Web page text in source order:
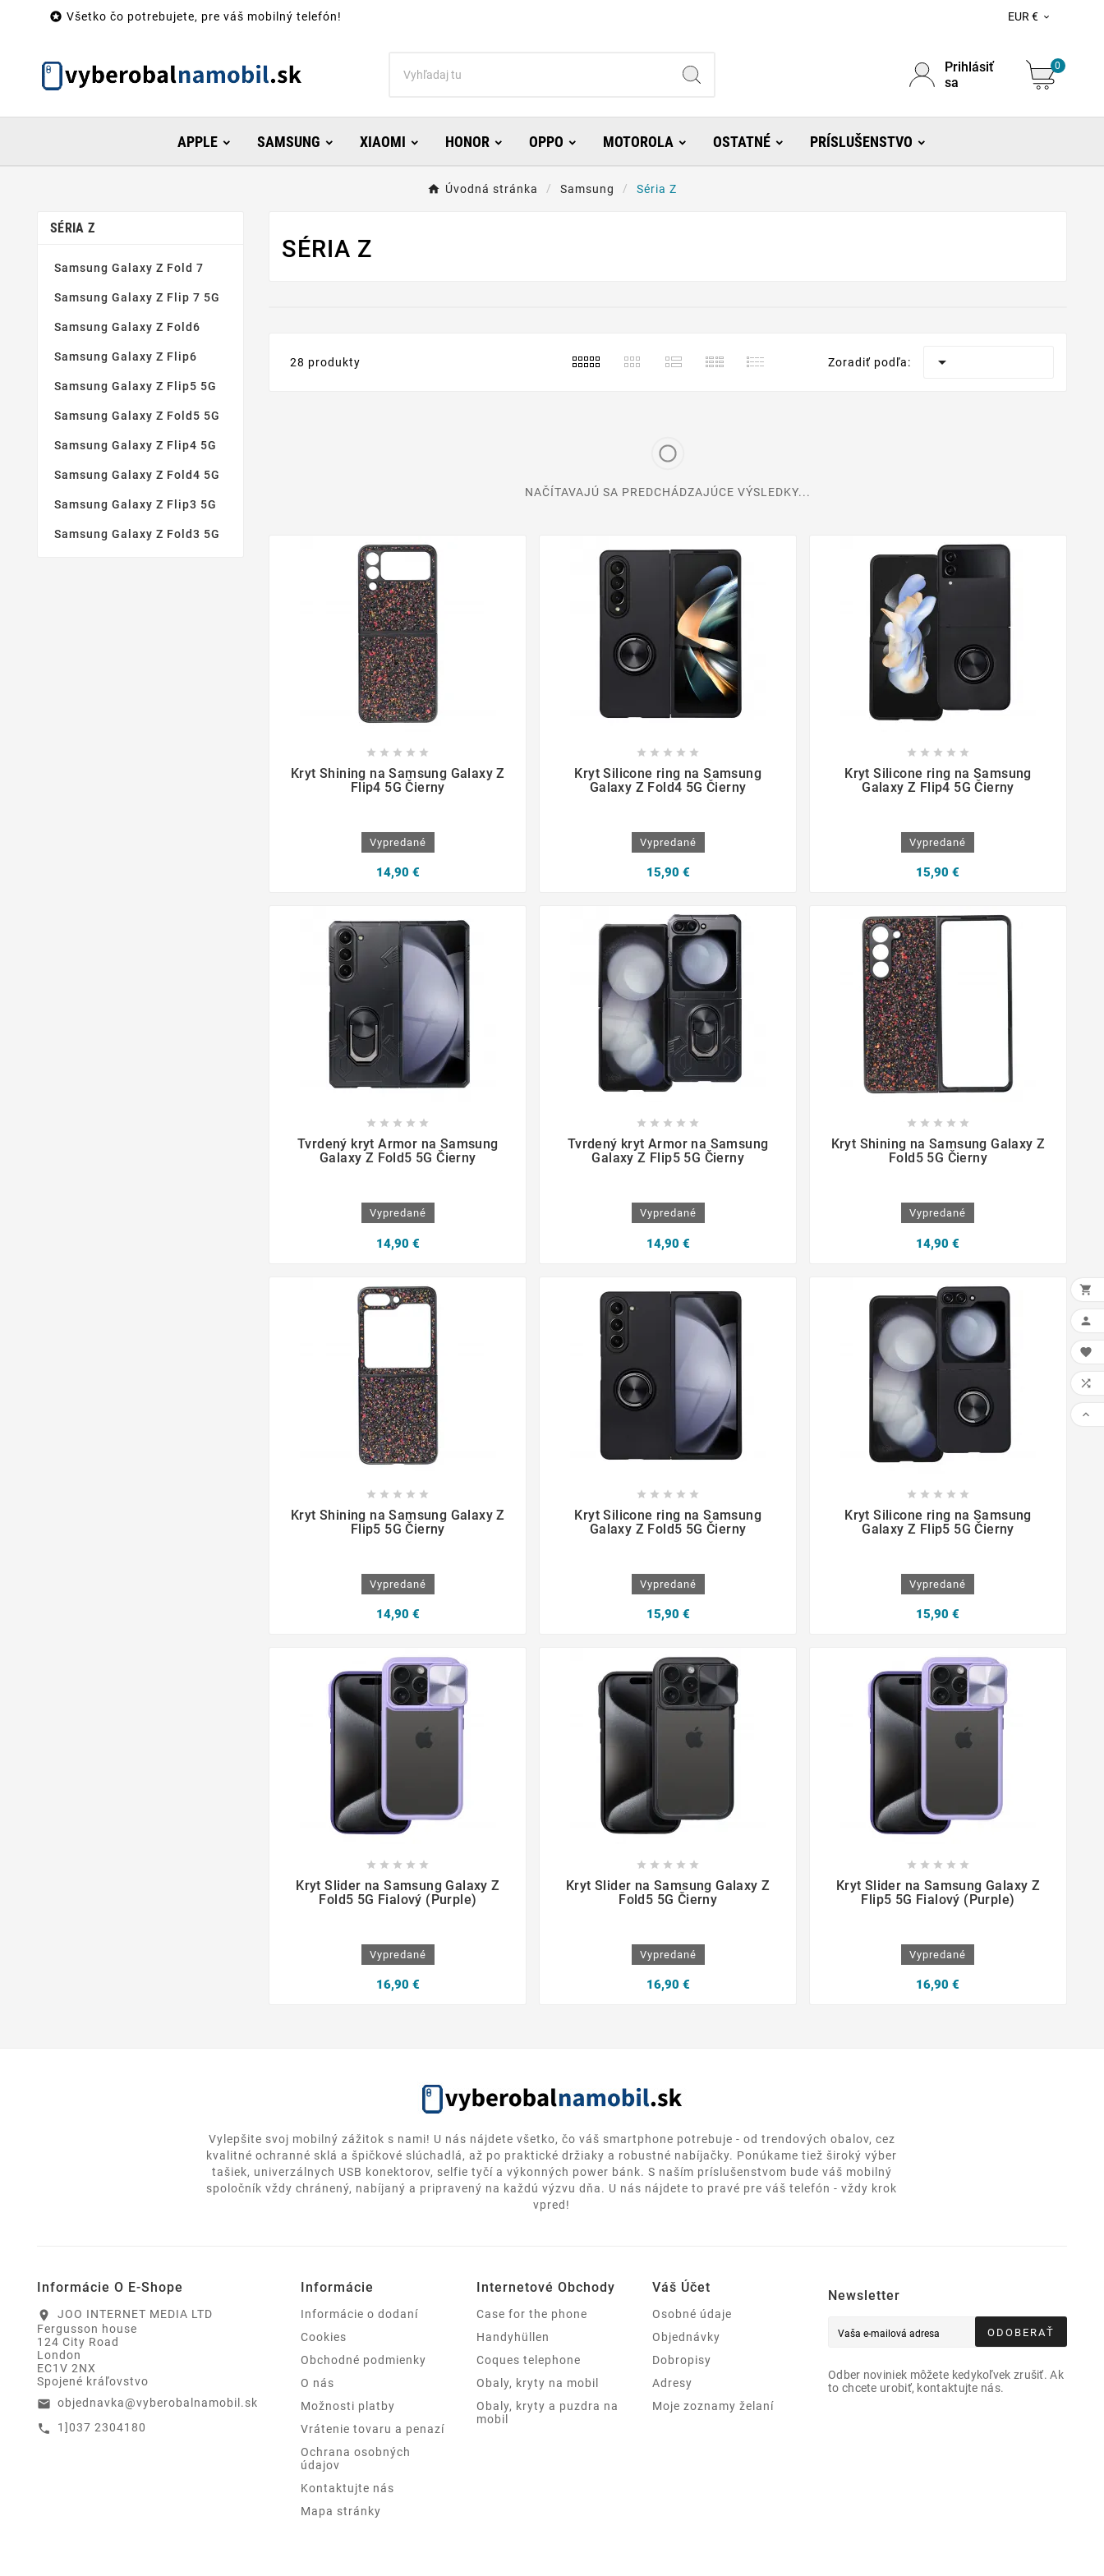
 Všetko čo potrebujete, pre váš mobilný telefón! EUR € 
Prihlásiť
sa
0
APPLE SAMSUNG XIAOMI HONOR OPPO MOTOROLA OSTATNÉ PRÍSLUŠENSTVO
Úvodná stránka Samsung Séria Z
SÉRIA Z
Samsung Galaxy Z Fold 7
Samsung Galaxy Z Flip 7 5G
Samsung Galaxy Z Fold6
Samsung Galaxy Z Flip6
Samsung Galaxy Z Flip5 5G
Samsung Galaxy Z Fold5 5G
Samsung Galaxy Z Flip4 5G
Samsung Galaxy Z Fold4 5G
Samsung Galaxy Z Flip3 5G
Samsung Galaxy Z Fold3 5G
SÉRIA Z
28 produkty Zoradiť podľa: 
NAČÍTAVAJÚ SA PREDCHÁDZAJÚCE VÝSLEDKY...
    
Kryt Shining na Samsung Galaxy Z
Flip4 5G Čierny
Vypredané
14,90 €
    
Kryt Silicone ring na Samsung
Galaxy Z Fold4 5G Čierny
Vypredané
15,90 €
    
Kryt Silicone ring na Samsung
Galaxy Z Flip4 5G Čierny
Vypredané
15,90 €
    
Tvrdený kryt Armor na Samsung
Galaxy Z Fold5 5G Čierny
Vypredané
14,90 €
    
Tvrdený kryt Armor na Samsung
Galaxy Z Flip5 5G Čierny
Vypredané
14,90 €
    
Kryt Shining na Samsung Galaxy Z
Fold5 5G Čierny
Vypredané
14,90 €
 
    
Kryt Shining na Samsung Galaxy Z
Flip5 5G Čierny
Vypredané
14,90 €
 
    
Kryt Silicone ring na Samsung
Galaxy Z Fold5 5G Čierny
Vypredané
15,90 €
 
    
Kryt Silicone ring na Samsung
Galaxy Z Flip5 5G Čierny
Vypredané
15,90 €
    
Kryt Slider na Samsung Galaxy Z
Fold5 5G Fialový (Purple)
Vypredané
16,90 €
    
Kryt Slider na Samsung Galaxy Z
Fold5 5G Čierny
Vypredané
16,90 €
    
Kryt Slider na Samsung Galaxy Z
Flip5 5G Fialový (Purple)
Vypredané
16,90 €
Vylepšite svoj mobilný zážitok s nami! U nás nájdete všetko, čo váš smartphone potrebuje - od trendových obalov, cez
kvalitné ochranné sklá a špičkové slúchadlá, až po praktické držiaky a robustné nabíjačky. Ponúkame tiež široký výber
tašiek, univerzálnych USB konektorov, selfie tyčí a výkonných power bánk. S naším príslušenstvom bude váš mobilný
spoločník vždy chránený, nabíjaný a pripravený na každú výzvu dňa. U nás nájdete to pravé pre váš telefón - vždy krok
vpred!
Informácie O E-Shope
location_on
JOO INTERNET MEDIA LTD
Fergusson house
124 City Road
London
EC1V 2NX
Spojené kráľovstvo
email objednavka@vyberobalnamobil.sk
call 1]037 2304180
Informácie
Informácie o dodaní
Cookies
Obchodné podmienky
O nás
Možnosti platby
Vrátenie tovaru a penazí
Ochrana osobných
údajov
Kontaktujte nás
Mapa stránky
Internetové Obchody
Case for the phone
Handyhüllen
Coques telephone
Obaly, kryty na mobil
Obaly, kryty a puzdra na
mobil
Váš Účet
Osobné údaje
Objednávky
Dobropisy
Adresy
Moje zoznamy želaní
Newsletter
ODOBERAŤ
Odber noviniek môžete kedykoľvek zrušiť. Ak
to chcete urobiť, kontaktujte nás.




